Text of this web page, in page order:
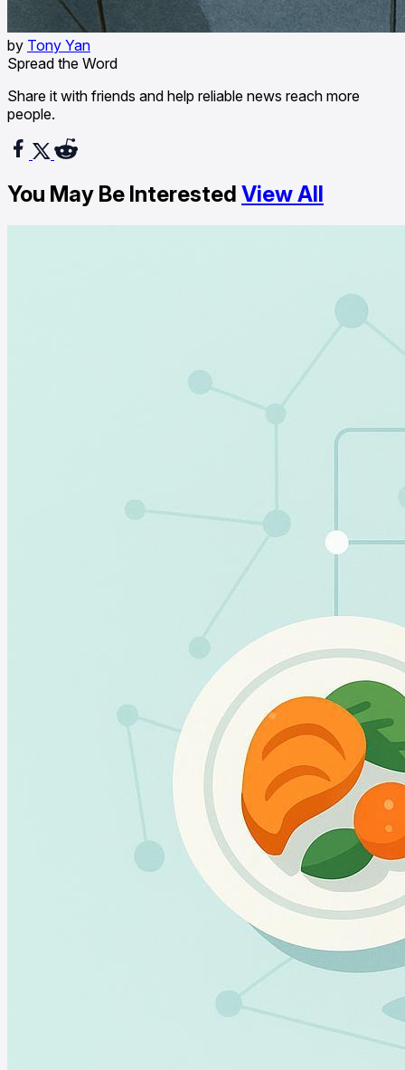
by Tony Yan
Spread the Word
Share it with friends and help reliable news reach more
people.
You May Be Interested View All